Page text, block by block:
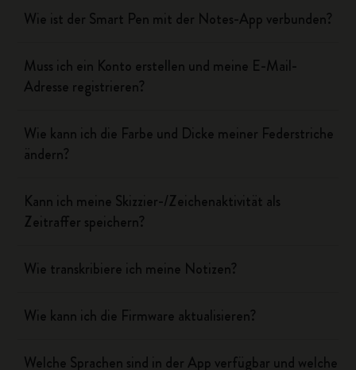
Wie ist der Smart Pen mit der Notes-App verbunden?
Muss ich ein Konto erstellen und meine E-Mail-
Adresse registrieren?
Wie kann ich die Farbe und Dicke meiner Federstriche
ändern?
Kann ich meine Skizzier-/Zeichenaktivität als
Zeitraffer speichern?
Wie transkribiere ich meine Notizen?
Wie kann ich die Firmware aktualisieren?
Welche Sprachen sind in der App verfügbar und welche